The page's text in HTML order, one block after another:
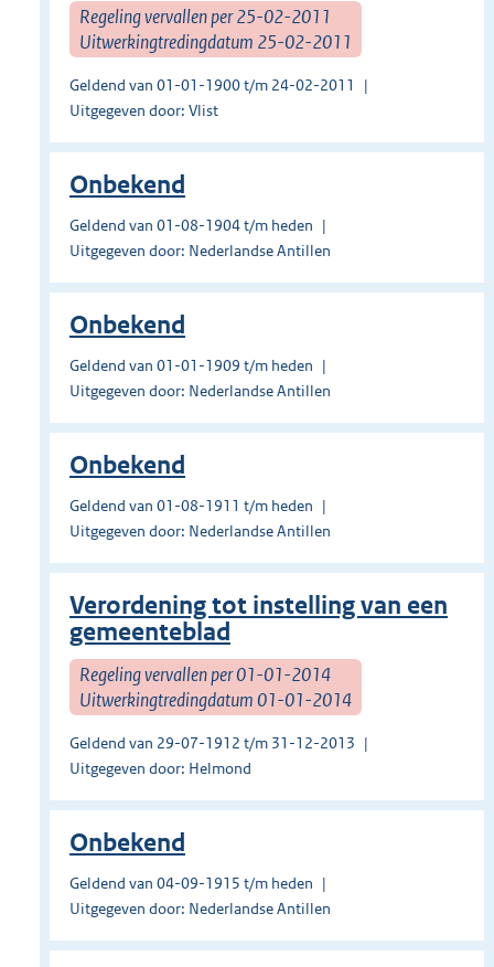
Regeling vervallen per 25-02-2011
Uitwerkingtredingdatum 25-02-2011
Geldend van 01-01-1900 t/m 24-02-2011
Uitgegeven door: Vlist
Onbekend
Geldend van 01-08-1904 t/m heden
Uitgegeven door: Nederlandse Antillen
Onbekend
Geldend van 01-01-1909 t/m heden
Uitgegeven door: Nederlandse Antillen
Onbekend
Geldend van 01-08-1911 t/m heden
Uitgegeven door: Nederlandse Antillen
Verordening tot instelling van een
gemeenteblad
Regeling vervallen per 01-01-2014
Uitwerkingtredingdatum 01-01-2014
Geldend van 29-07-1912 t/m 31-12-2013
Uitgegeven door: Helmond
Onbekend
Geldend van 04-09-1915 t/m heden
Uitgegeven door: Nederlandse Antillen